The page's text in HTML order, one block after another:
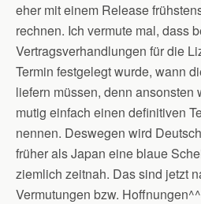
eher mit einem Release
rechnen. Ich vermute mal, dass
Vertragsverhandlungen für die
Termin festgelegt wurde, wann
liefern müssen, denn ansonsten
mutig einfach einen definitiven
nennen. Deswegen wird
früher als Japan eine blaue
ziemlich zeitnah. Das sind jetzt
Vermutungen bzw.